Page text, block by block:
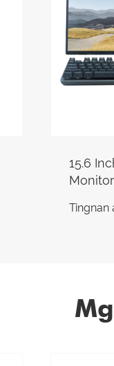
14
Monitor
Tingnan